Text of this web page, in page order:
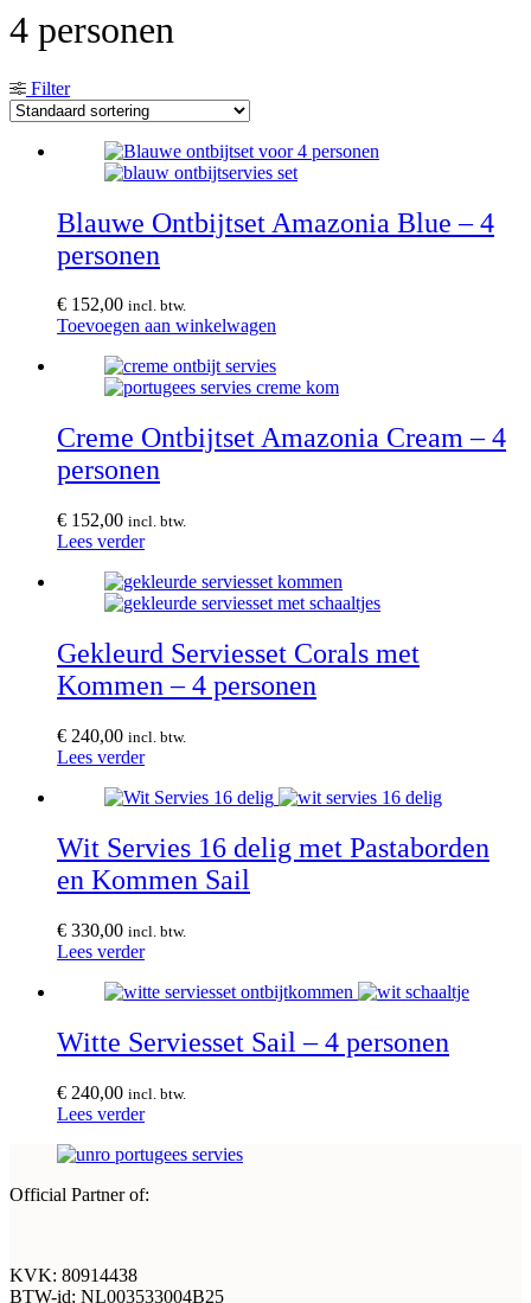
4 personen
Filter
Blauwe Ontbijtset Amazonia Blue – 4
personen
€ 152,00 incl. btw.
Toevoegen aan winkelwagen
Creme Ontbijtset Amazonia Cream – 4
personen
€ 152,00 incl. btw.
Lees verder
Gekleurd Serviesset Corals met
Kommen – 4 personen
€ 240,00 incl. btw.
Lees verder
Wit Servies 16 delig met Pastaborden
en Kommen Sail
€ 330,00 incl. btw.
Lees verder
Witte Serviesset Sail – 4 personen
€ 240,00 incl. btw.
Lees verder
Official Partner of:
KVK: 80914438
BTW-id: NL003533004B25